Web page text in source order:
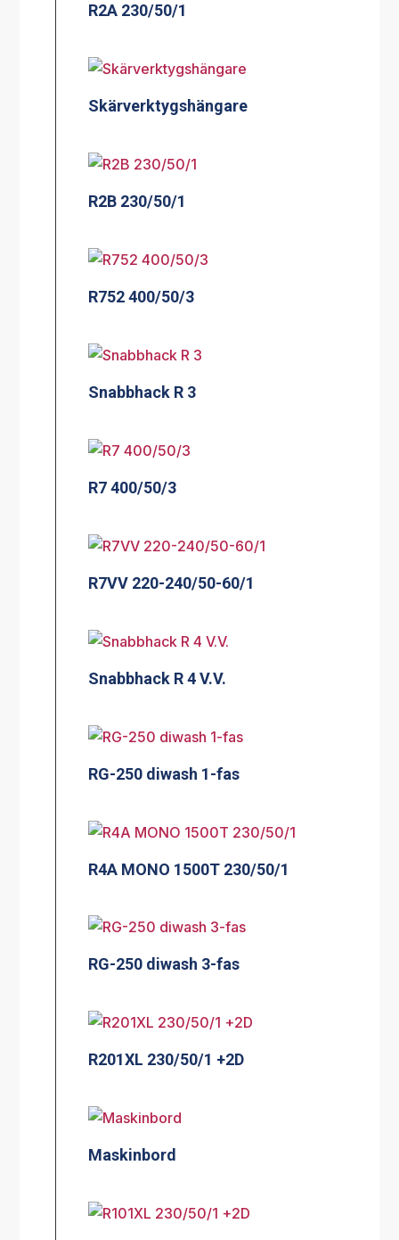
R2A 230/50/1
Skärverktygshängare
R2B 230/50/1
R752 400/50/3
Snabbhack R 3
R7 400/50/3
R7VV 220-240/50-60/1
Snabbhack R 4 V.V.
RG-250 diwash 1-fas
R4A MONO 1500T 230/50/1
RG-250 diwash 3-fas
R201XL 230/50/1 +2D
Maskinbord